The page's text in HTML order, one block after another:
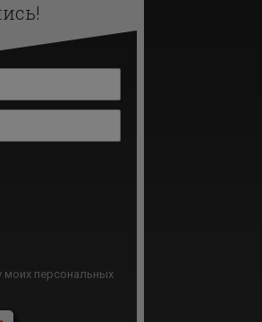
моих персональных